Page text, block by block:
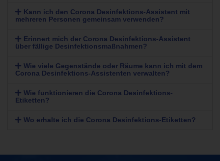
Kann ich den Corona Desinfektions-Assistent mit
mehreren Personen gemeinsam verwenden?
Erinnert mich der Corona Desinfektions-Assistent
über fällige Desinfektionsmaßnahmen?
Wie viele Gegenstände oder Räume kann ich mit dem
Corona Desinfektions-Assistenten verwalten?
Wie funktionieren die Corona Desinfektions-
Etiketten?
Wo erhalte ich die Corona Desinfektions-Etiketten?